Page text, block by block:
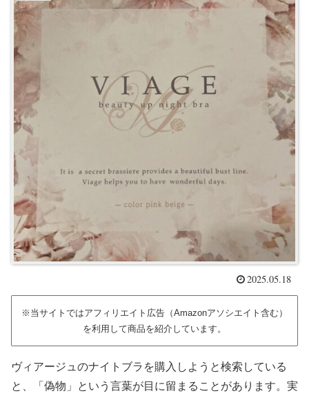
2025.05.18
※当サイトではアフィリエイト広告（Amazonアソシエイト含む）
を利用して商品を紹介しています。
ヴィアージュのナイトブラを購入しようと検索している
と、「偽物」という言葉が目に留まることがあります。実